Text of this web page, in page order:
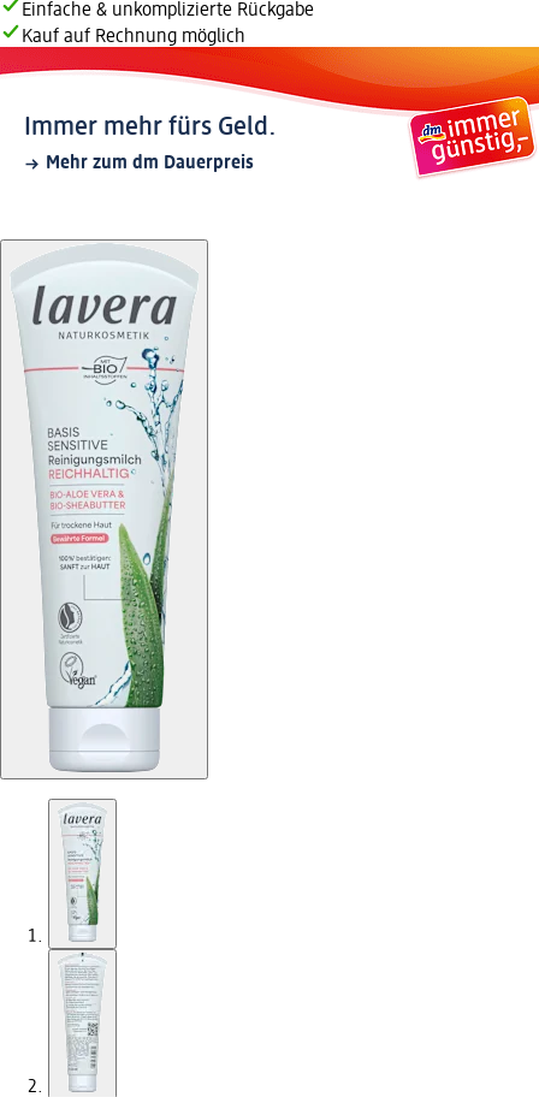
Einfache & unkomplizierte Rückgabe
Kauf auf Rechnung möglich
Immer mehr fürs Geld.
Mehr zum dm Dauerpreis